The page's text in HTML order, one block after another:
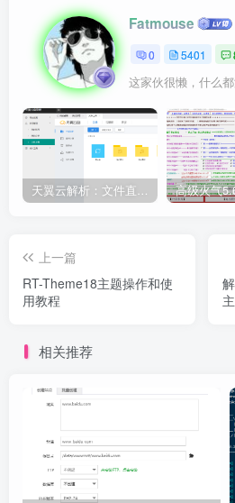
Fatmouse
0 5401
这家伙很懒，什么
天翼云解析：文件直链获取源码 高级火气
上一篇
RT-Theme18主题操作和使
用教程
相关推荐